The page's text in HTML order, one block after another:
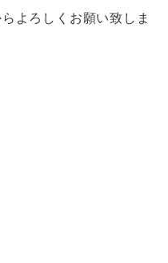
よろしくお願い致しま